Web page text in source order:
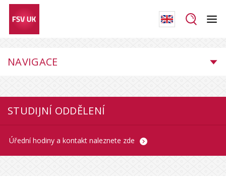
NAVIGACE
STUDIJNÍ ODDĚLENÍ
Úřední hodiny a kontakt naleznete zde